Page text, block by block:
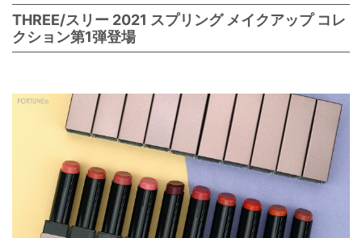
THREE/スリー 2021 スプリング メイクアップ コレ
クション第1弾登場